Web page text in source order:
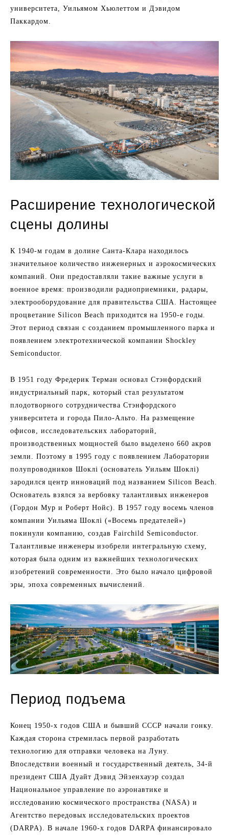
университета, Уильямом Хьюлеттом и Дэвидом
Паккардом.
Расширение технологической
сцены долины
К 1940-м годам в долине Санта-Клара находилось
значительное количество инженерных и аэрокосмических
компаний. Они предоставляли такие важные услуги в
военное время: производили радиоприемники, радары,
электрооборудование для правительства США. Настоящее
процветание Silicon Beach приходится на 1950-е годы.
Этот период связан с созданием промышленного парка и
появлением электротехнической компании Shockley
Semiconductor.
В 1951 году Фредерик Терман основал Стэнфордский
индустриальный парк, который стал результатом
плодотворного сотрудничества Стэнфордского
университета и города Пило-Альто. На размещение
офисов, исследовательских лабораторий,
производственных мощностей было выделено 660 акров
земли. Поэтому в 1995 году с появлением Лаборатории
полупроводников Шоклі (основатель Уильям Шоклі)
зародился центр инноваций под названием Silicon Beach.
Основатель взялся за вербовку талантливых инженеров
(Гордон Мур и Роберт Нойс). В 1957 году восемь членов
компании Уильяма Шоклі («Восемь предателей»)
покинули компанию, создав Fairchild Semiconductor.
Талантливые инженеры изобрели интегральную схему,
которая была одним из важнейших технологических
изобретений современности. Это было начало цифровой
эры, эпоха современных вычислений.
Период подъема
Конец 1950-х годов США и бывший СССР начали гонку.
Каждая сторона стремилась первой разработать
технологию для отправки человека на Луну.
Впоследствии военный и государственный деятель, 34-й
президент США Дуайт Дэвид Эйзенхауэр создал
Национальное управление по аэронавтике и
исследованию космического пространства (NASA) и
Агентство передовых исследовательских проектов
(DARPA). В начале 1960-х годов DARPA финансировало